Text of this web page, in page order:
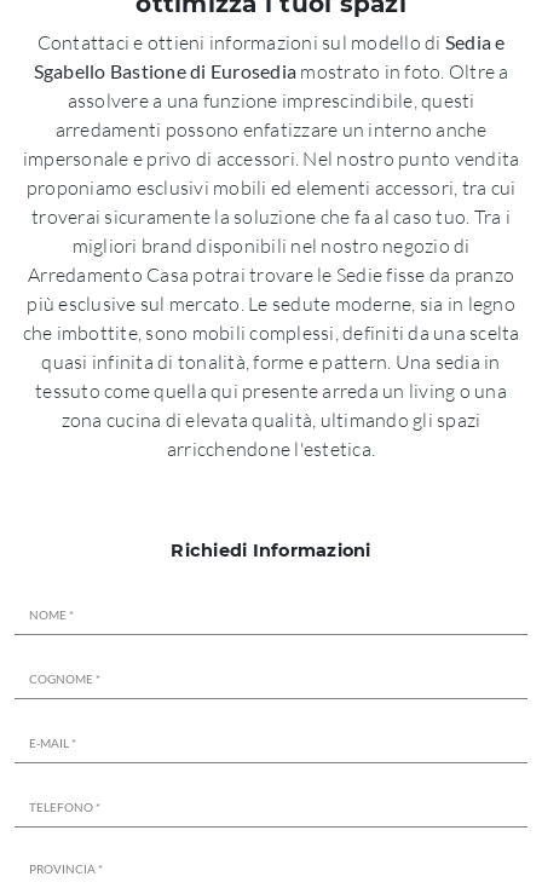
Contattaci e ottieni informazioni sul modello di Sedia e
Sgabello Bastione di Eurosedia mostrato in foto. Oltre a
assolvere a una funzione imprescindibile, questi
arredamenti possono enfatizzare un interno anche
impersonale e privo di accessori. Nel nostro punto vendita
proponiamo esclusivi mobili ed elementi accessori, tra cui
troverai sicuramente la soluzione che fa al caso tuo. Tra i
migliori brand disponibili nel nostro negozio di
Arredamento Casa potrai trovare le Sedie fisse da pranzo
più esclusive sul mercato. Le sedute moderne, sia in legno
che imbottite, sono mobili complessi, definiti da una scelta
quasi infinita di tonalità, forme e pattern. Una sedia in
tessuto come quella qui presente arreda un living o una
zona cucina di elevata qualità, ultimando gli spazi
arricchendone l'estetica.
Richiedi Informazioni